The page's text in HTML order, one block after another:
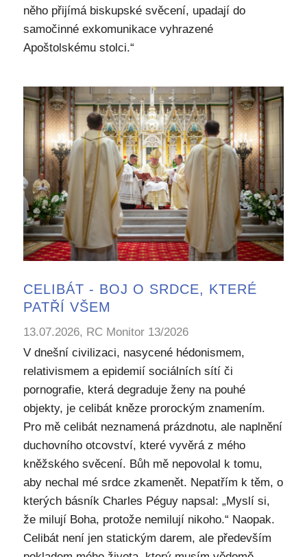
něho přijímá biskupské svěcení, upadají do
samočinné exkomunikace vyhrazené
Apoštolskému stolci.“
CELIBÁT - BOJ O SRDCE, KTERÉ
PATŘÍ VŠEM
13.07.2026, RC Monitor 13/2026
V dnešní civilizaci, nasycené hédonismem,
relativismem a epidemií sociálních sítí či
pornografie, která degraduje ženy na pouhé
objekty, je celibát kněze prorockým znamením.
Pro mě celibát neznamená prázdnotu, ale naplnění
duchovního otcovství, které vyvěrá z mého
kněžského svěcení. Bůh mě nepovolal k tomu,
aby nechal mé srdce zkamenět. Nepatřím k těm, o
kterých básník Charles Péguy napsal: „Myslí si,
že milují Boha, protože nemilují nikoho.“ Naopak.
Celibát není jen statickým darem, ale především